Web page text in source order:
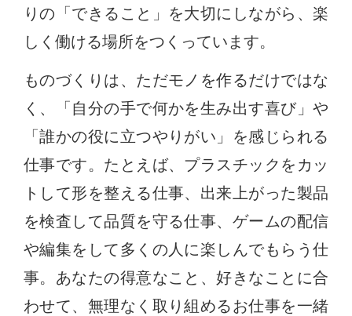
りの「できること」を大切にしながら、楽
しく働ける場所をつくっています。
ものづくりは、ただモノを作るだけではな
く、「自分の手で何かを生み出す喜び」や
「誰かの役に立つやりがい」を感じられる
仕事です。たとえば、プラスチックをカッ
トして形を整える仕事、出来上がった製品
を検査して品質を守る仕事、ゲームの配信
や編集をして多くの人に楽しんでもらう仕
事。あなたの得意なこと、好きなことに合
わせて、無理なく取り組めるお仕事を一緒